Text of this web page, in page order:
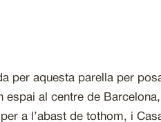
per aquesta parella per
espai al centre de
a l’abast de tothom, i